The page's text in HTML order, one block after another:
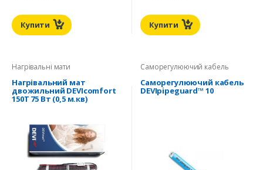
Купити Купити
Нагрівальні мати
Нагрівальний мат
двожильний DEVIcomfort
150T 75 Вт (0,5 м.кв)
Саморегулюючий кабель
Саморегулюючий кабель
DEVIpipeguard™ 10